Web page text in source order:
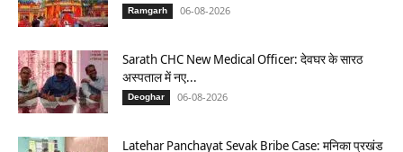
Ramgarh 06-08-2026
Sarath CHC New Medical Officer: देवघर के सारठ
अस्पताल में नए...
Deoghar 06-08-2026
Latehar Panchayat Sevak Bribe Case: मनिका प्रखंड